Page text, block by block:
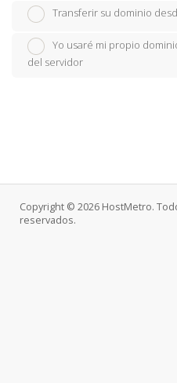
Transferir su dominio
Yo usaré mi propio
del servidor
Copyright © 2026 HostMetro.
reservados.